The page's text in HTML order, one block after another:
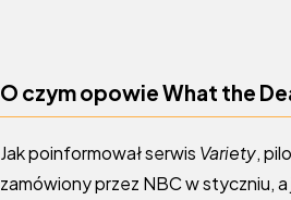
O czym opowie What the
Jak poinformował serwis Variety,
zamówiony przez NBC w styczniu,